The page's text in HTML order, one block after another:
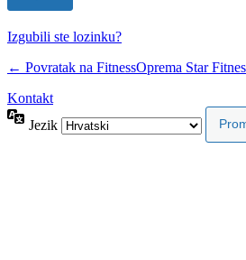
Izgubili ste lozinku?
← Povratak na FitnessOprema Star
Kontakt
Jezik